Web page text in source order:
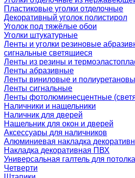
Пластиковые уголки отделочные
Декоративный уголок полистирол
Уголок под тяжёлые обои
Уголки штукатурные
Ленты и уголки резиновые
сигнальные светящиеся
Ленты из резины и
Ленты абразивные
Ленты виниловые и
Ленты сигнальные
Ленты фотолюминесцентные
Наличники и нащельники
Наличник для дверей
Нащельник для окон и дверей
Аксессуары для наличников
Алюминиевая накладка
Накладка декоративная ПВХ
Универсальная галтель для
Четверти